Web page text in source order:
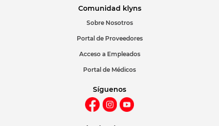
Comunidad klyns
Sobre Nosotros
Portal de Proveedores
Acceso a Empleados
Portal de Médicos
Síguenos